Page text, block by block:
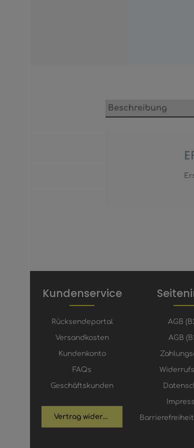
Beschreibung
Kundenservice
Rücksendeportal
Versandkosten
Kundenkonto
FAQs
Geschäftskunden
Vertrag widerrufen
AGB
AGB